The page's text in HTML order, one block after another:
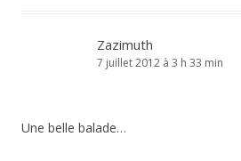
Zazimuth
7 juillet 2012 à 3 h 33 min
Une belle balade…